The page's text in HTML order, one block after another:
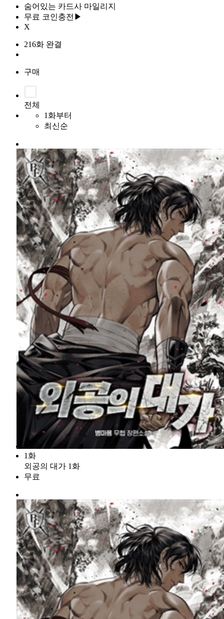
숨어있는 카드사 마일리지
무료 코인충전▶
X
216화 완결
구매
전체
1화부터
최신순
1화
외공의 대가 1화
무료